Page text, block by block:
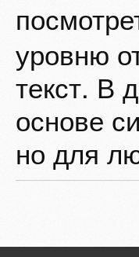
уровню
текст. В
основе
но для